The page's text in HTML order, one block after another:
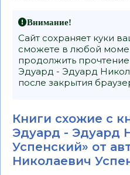
Внимание!
Сайт сохраняет куки
сможете в любой
продолжить
Эдуард - Эдуард
после закрытия
Книги схожие с
Эдуард - Эдуард
Успенский» от
Николаевич